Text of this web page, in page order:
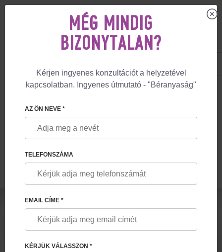
BLOG TÁVOLI GARANCIÁLIS BÉRANYASÁGI PROGRAM
TÁVOLI GARANCIÁLIS BÉRANYASÁGI
PROGRAM
MÉG MINDIG
BIZONYTALAN?
Kérjen ingyenes konzultációt a helyzetével
kapcsolatban. Ingyenes útmutató - "Béranyaság"
AZ ÖN NEVE *
TELEFONSZÁMA
EMAIL CÍME *
KÉRJÜK VÁLASSZON *